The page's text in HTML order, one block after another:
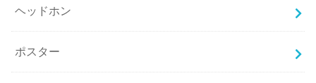
ヘッドホン
ポスター